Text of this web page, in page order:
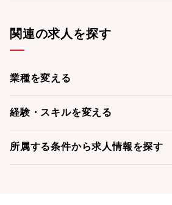
関連の求人を探す
業種を変える
経験・スキルを変える
所属する条件から求人情報を探す